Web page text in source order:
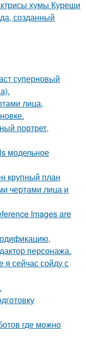
хумы Куреши
созданный
суперновый
лица,
портрет,
модельное
крупный план
чертами лица и
Images are
персонажа.
я сейчас сойду с
где можно